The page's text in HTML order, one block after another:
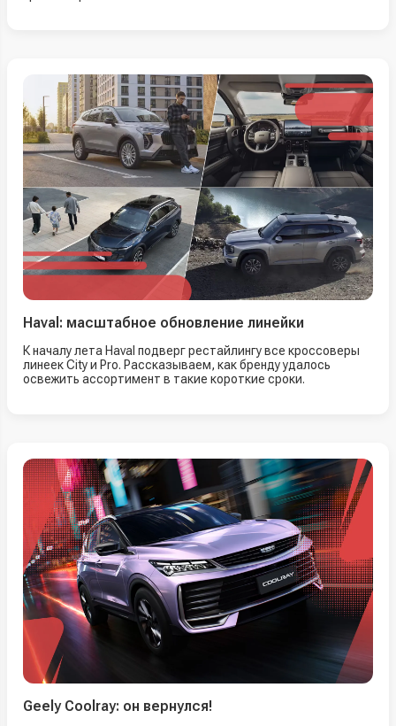
Haval: масштабное обновление линейки
К началу лета Haval подверг рестайлингу все кроссоверы
линеек City и Pro. Рассказываем, как бренду удалось
освежить ассортимент в такие короткие сроки.
Geely Coolray: он вернулся!